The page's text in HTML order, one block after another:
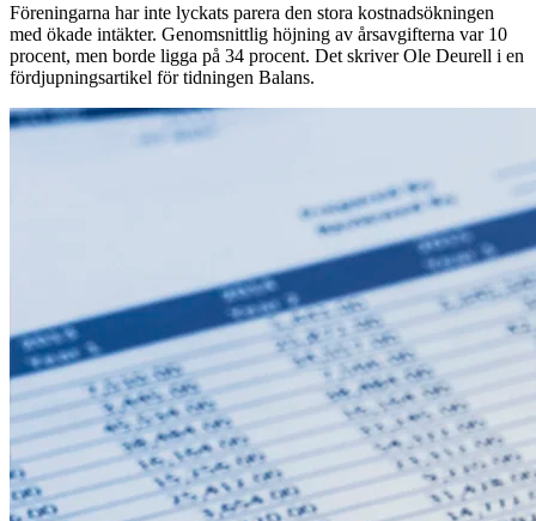
Föreningarna har inte lyckats parera den stora kostnadsökningen
med ökade intäkter. Genomsnittlig höjning av årsavgifterna var 10
procent, men borde ligga på 34 procent. Det skriver Ole Deurell i en
fördjupningsartikel för tidningen Balans.